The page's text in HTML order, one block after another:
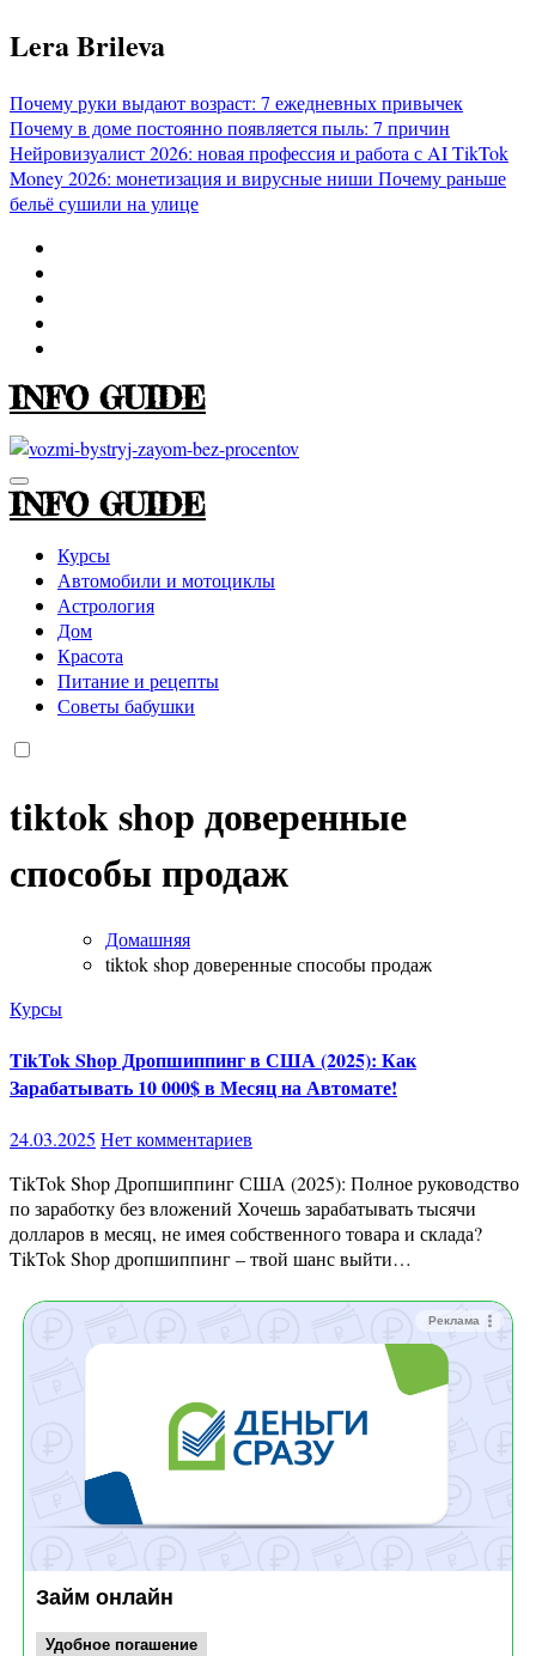
Перейти
к
Lera Brileva
Почему руки выдают возраст: 7 ежедневных привычек
Почему в доме постоянно появляется пыль: 7 причин
Нейровизуалист 2026: новая профессия и работа с AITikTok
Money 2026: монетизация и вирусные ниши Почему раньше
бельё сушили на улице
INFO GUIDE
INFO GUIDE
Курсы
Автомобили и мотоциклы
Астрология
Дом
Красота
Питание и рецепты
Советы бабушки
tiktok shop доверенные
способы продаж
Домашняя
tiktok shop доверенные способы продаж
Курсы
TikTok Shop Дропшиппинг в США (2025): Как
Зарабатывать 10 000$ в Месяц на Автомате!
24.03.2025 Нет комментариев
TikTok Shop Дропшиппинг США (2025): Полное руководство
по заработку без вложений Хочешь зарабатывать тысячи
долларов в месяц, не имея собственного товара и склада?
TikTok Shop дропшиппинг – твой шанс выйти…
Реклама
Займ онлайн
Удобное погашение